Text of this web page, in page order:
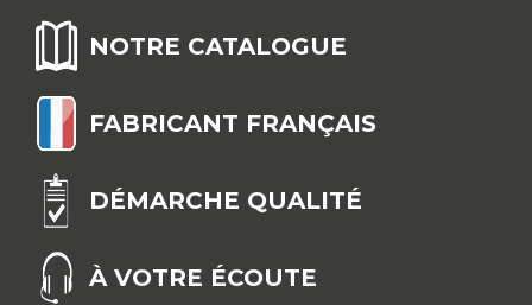
NOTRE CATALOGUE
FABRICANT FRANÇAIS
DÉMARCHE QUALITÉ
À VOTRE ÉCOUTE